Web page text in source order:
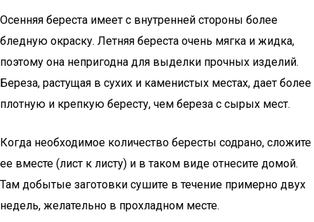
Осенняя береста имеет с внутренней стороны более
бледную окраску. Летняя береста очень мягка и жидка,
поэтому она непригодна для выделки прочных изделий.
Береза, растущая в сухих и каменистых местах, дает более
плотную и крепкую бересту, чем береза с сырых мест.
Когда необходимое количество бересты содрано, сложите
ее вместе (лист к листу) и в таком виде отнесите домой.
Там добытые заготовки сушите в течение примерно двух
недель, желательно в прохладном месте.